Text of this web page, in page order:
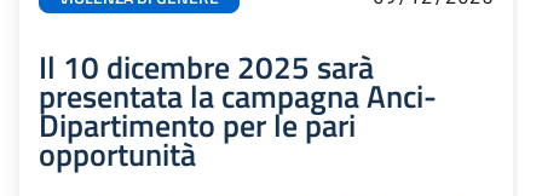
Il 10 dicembre 2025 sarà
presentata la campagna Anci-
Dipartimento per le pari
opportunità